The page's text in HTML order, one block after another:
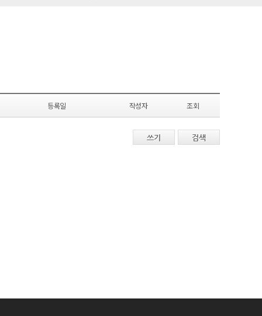
등록일 작성자 조회
검색
쓰기